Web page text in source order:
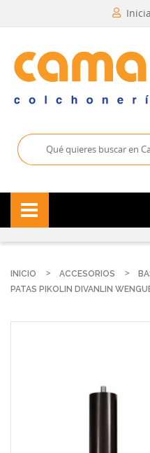
INICIO ACCESORIOS
PATAS PIKOLIN DIVANLIN